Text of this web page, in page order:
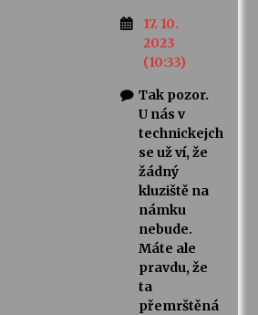
17. 10.
2023
(10:33)
Tak pozor.
U nás v
technickejch
se už ví, že
žádný
kluziště na
námku
nebude.
Máte ale
pravdu, že
ta
přemrštěná